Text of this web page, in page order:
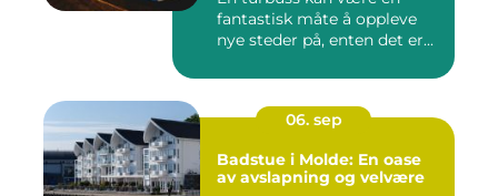
fantastisk måte å oppleve
nye steder på, enten det er...
06. sep
Badstue i Molde: En oase
av avslapning og velvære